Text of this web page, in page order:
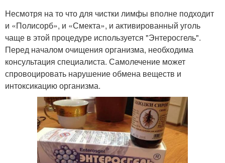
Несмотря на то что для чистки лимфы вполне подходит
и «Полисорб», и «Смекта», и активированный уголь
чаще в этой процедуре используется "Энтеросгель".
Перед началом очищения организма, необходима
консультация специалиста. Самолечение может
спровоцировать нарушение обмена веществ и
интоксикацию организма.